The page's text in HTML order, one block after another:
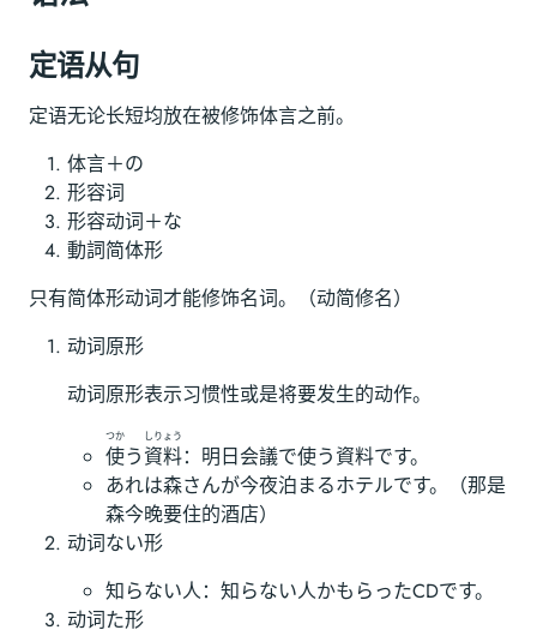
定语从句
定语无论长短均放在被修饰体言之前。
体言＋の
形容词
形容动词＋な
動詞简体形
只有简体形动词才能修饰名词。（动简修名）
动词原形
动词原形表示习惯性或是将要发生的动作。
使
つか
う資料
しりょう
：明日会議で使う資料です。
あれは森さんが今夜泊まるホテルです。（那是
森今晚要住的酒店）
动词ない形
知らない人：知らない人かもらったCDです。
动词た形